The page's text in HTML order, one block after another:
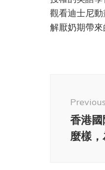
觀看迪士尼
解厭奶期帶來
香港
麼樣